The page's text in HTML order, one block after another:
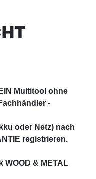
Multitool ohne
-
oder Netz) nach
registrieren.
WOOD & METAL